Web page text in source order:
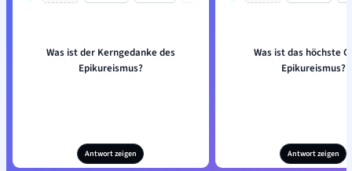
Was ist der Kerngedanke des
Epikureismus?
Antwort zeigen
Was ist das höchste
Epikureismus?
Antwort zeigen